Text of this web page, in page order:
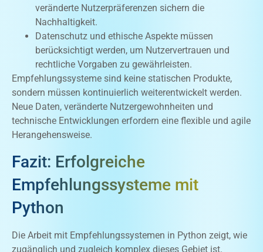
veränderte Nutzerpräferenzen sichern die
Nachhaltigkeit.
Datenschutz und ethische Aspekte müssen
berücksichtigt werden, um Nutzervertrauen und
rechtliche Vorgaben zu gewährleisten.
Empfehlungssysteme sind keine statischen Produkte,
sondern müssen kontinuierlich weiterentwickelt werden.
Neue Daten, veränderte Nutzergewohnheiten und
technische Entwicklungen erfordern eine flexible und agile
Herangehensweise.
Fazit: Erfolgreiche
Empfehlungssysteme mit
Python
Die Arbeit mit Empfehlungssystemen in Python zeigt, wie
zugänglich und zugleich komplex dieses Gebiet ist.